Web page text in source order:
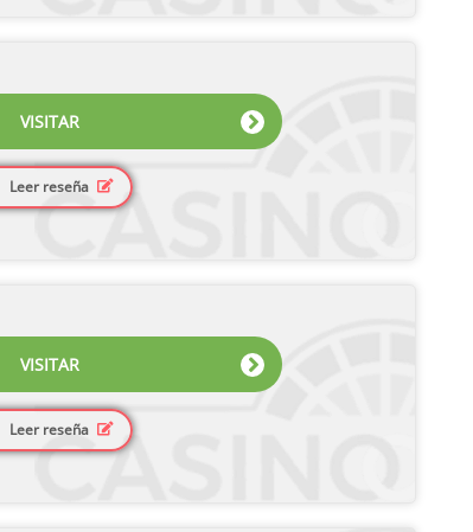
VISITAR
Leer reseña
VISITAR
Leer reseña